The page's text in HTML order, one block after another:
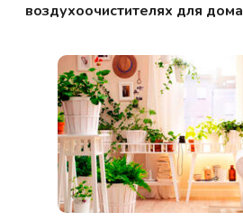
воздухоочистителях для дома